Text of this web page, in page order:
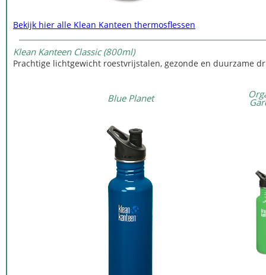
Bekijk hier alle Klean Kanteen thermosflessen
Klean Kanteen Classic (800ml)
Prachtige lichtgewicht roestvrijstalen, gezonde en duurzame
Blue Planet